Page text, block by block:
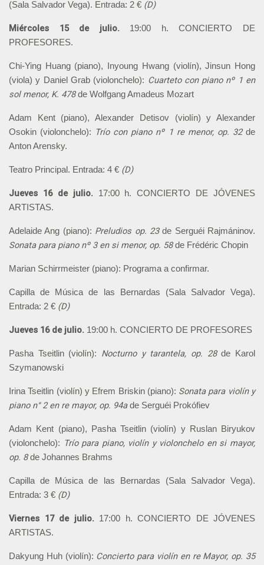
(Sala Salvador Vega). Entrada: 2 € (D)
Miércoles 15 de julio.
19:00 h. CONCIERTO DE
PROFESORES.
Chi-Ying Huang (piano), Inyoung Hwang (violín), Jinsun Hong
(viola) y Daniel Grab (violonchelo): Cuarteto con piano nº 1 en
sol menor, K. 478de Wolfgang Amadeus Mozart
Adam Kent (piano), Alexander Detisov (violín) y Alexander
Osokin (violonchelo): Trío con piano nº 1 re menor, op. 32de
Anton Arensky.
Teatro Principal. Entrada: 4 € (D)
Jueves 16 de julio. 17:00 h. CONCIERTO DE JÓVENES
ARTISTAS.
Adelaide Ang (piano): Preludios op. 23de Serguéi Rajmáninov.
Sonata para piano nº 3 en si menor, op. 58de Frédéric Chopin
Marian Schirrmeister (piano): Programa a confirmar.
Capilla de Música de las Bernardas (Sala Salvador Vega).
Entrada: 2 € (D)
Jueves 16 de julio. 19:00 h. CONCIERTO DE PROFESORES
Pasha Tseitlin (violín): Nocturno y tarantela, op. 28de Karol
Szymanowski
Irina Tseitlin (violín) y Efrem Briskin (piano): Sonata para violín y
piano n° 2 en re mayor, op. 94ade Serguéi Prokófiev
Adam Kent (piano), Pasha Tseitlin (violín) y Ruslan Biryukov
(violonchelo): Trío para piano, violín y violonchelo en si mayor,
op. 8de Johannes Brahms
Capilla de Música de las Bernardas (Sala Salvador Vega).
Entrada: 3 € (D)
Viernes 17 de julio. 17:00 h. CONCIERTO DE JÓVENES
ARTISTAS.
Dakyung Huh (violín): Concierto para violín en re Mayor, op. 35